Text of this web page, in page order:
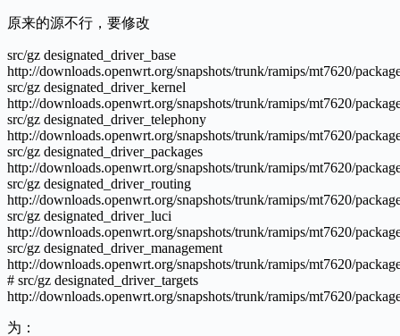
原来的源不行，要修改
src/gz designated_driver_base
http://downloads.openwrt.org/snapshots/trunk/ramips/mt7620/
src/gz designated_driver_kernel
http://downloads.openwrt.org/snapshots/trunk/ramips/mt7620/
src/gz designated_driver_telephony
http://downloads.openwrt.org/snapshots/trunk/ramips/mt7620/
src/gz designated_driver_packages
http://downloads.openwrt.org/snapshots/trunk/ramips/mt7620/
src/gz designated_driver_routing
http://downloads.openwrt.org/snapshots/trunk/ramips/mt7620/
src/gz designated_driver_luci
http://downloads.openwrt.org/snapshots/trunk/ramips/mt7620/
src/gz designated_driver_management
http://downloads.openwrt.org/snapshots/trunk/ramips/mt7620/
# src/gz designated_driver_targets
http://downloads.openwrt.org/snapshots/trunk/ramips/mt7620/
为：